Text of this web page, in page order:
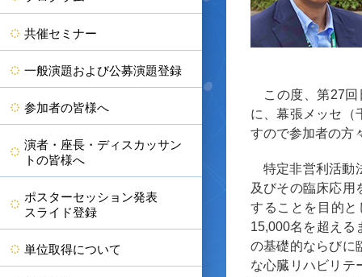
共催セミナー
一般演題および公募演題登録
参加者の皆様へ
演者・座長・ディスカッサン
トの皆様へ
ポスターセッション発表
スライド登録
単位取得について
この度、第27
に、幕張メッセ（
すので参加者の方
特定非営利活動
及びその臨床応用
することを目的
15,000名を超える
の基礎的ならびに
な心臓リハビリテ